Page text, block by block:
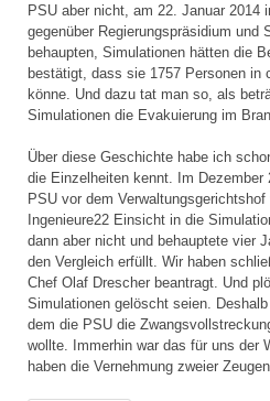
PSU aber nicht, am 22. Januar 2014
gegenüber Regierungspräsidium und
behaupten, Simulationen hätten die
bestätigt, dass sie 1757 Personen in
könne. Und dazu tat man so, als
Simulationen die Evakuierung im
Über diese Geschichte habe ich
die Einzelheiten kennt. Im
PSU vor dem
Ingenieure22 Einsicht in die
dann aber nicht und behauptete vier
den Vergleich erfüllt. Wir haben
Chef Olaf Drescher beantragt. Und
Simulationen gelöscht seien.
dem die PSU die
wollte. Immerhin war das für uns der
haben die Vernehmung zweier